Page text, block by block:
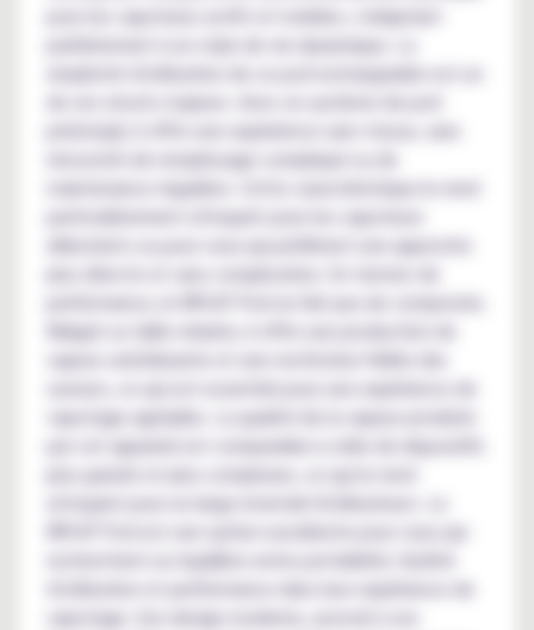
pour les vapoteurs actifs et mobiles, s'adaptant
parfaitement à un style de vie dynamique. La
simplicité d'utilisation de ce pod rechargeable est un
de ses atouts majeurs. Avec un système de pod
prérempli, il offre une expérience sans tracas, sans
nécessité de remplissage compliqué ou de
maintenance régulière. Cette caractéristique le rend
particulièrement attrayant pour les vapoteurs
débutants ou pour ceux qui préfèrent une approche
performance, le WPuff Pod ne fait pas de compromis.
Malgré sa taille réduite, il offre une production de
vapotage agréable. La qualité de la vapeur produite
par cet appareil est comparable à celle de dispositifs
plus grands et plus complexes, ce qui le rend
attrayant pour un large éventail d'utilisateurs. Le
WPuff Pod est une option excellente pour ceux qui
recherchent un équilibre entre portabilité, facilité
d'utilisation et performance dans leur expérience de
vapotage. Son design moderne, associé à ses